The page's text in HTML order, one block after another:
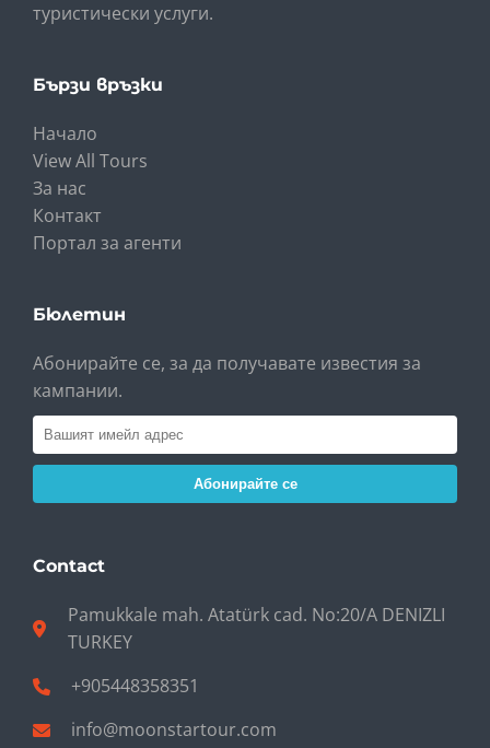
туристически услуги.
Бързи връзки
Начало
View All Tours
За нас
Контакт
Портал за агенти
Бюлетин
Абонирайте се, за да получавате известия за
кампании.
Абонирайте се
Contact
Pamukkale mah. Atatürk cad. No:20/A DENIZLI
TURKEY
+905448358351
info@moonstartour.com